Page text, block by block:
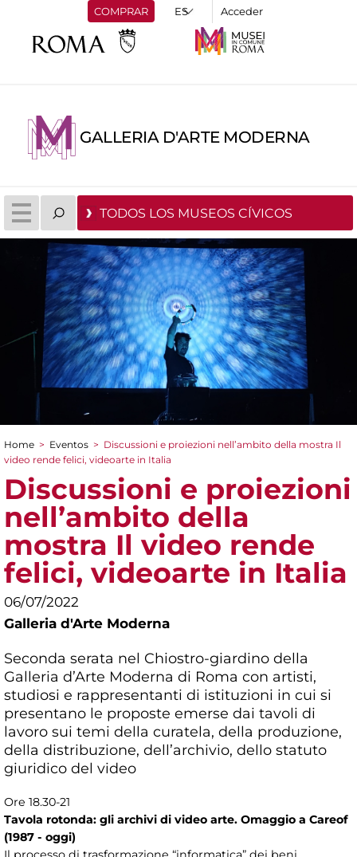
COMPRAR Acceder
GALLERIA D'ARTE MODERNA
TODOS LOS MUSEOS CÍVICOS
You are here
Home > Eventos > Discussioni e proiezioni nell’ambito della mostra Il
video rende felici, videoarte in Italia
Discussioni e proiezioni
nell’ambito della
mostra Il video rende
felici, videoarte in Italia
06/07/2022
Galleria d'Arte Moderna
Seconda serata nel Chiostro-giardino della
Galleria d’Arte Moderna di Roma con artisti,
studiosi e rappresentanti di istituzioni in cui si
presentano le proposte emerse dai tavoli di
lavoro sui temi della curatela, della produzione,
della distribuzione, dell’archivio, dello statuto
giuridico del video
Ore 18.30-21
Tavola rotonda: gli archivi di video arte. Omaggio a Careof
(1987 - oggi)